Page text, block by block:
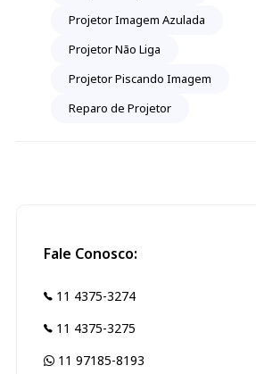
Projetor Imagem Azulada
Projetor Não Liga
Projetor Piscando Imagem
Reparo de Projetor
Fale Conosco:
11 4375-3274
11 4375-3275
11 97185-8193